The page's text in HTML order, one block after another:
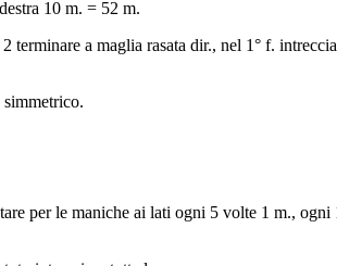
10 m. = 52 m.
terminare a maglia rasata dir., nel 1° f.
per le maniche ai lati ogni 5 volte 1 m.,